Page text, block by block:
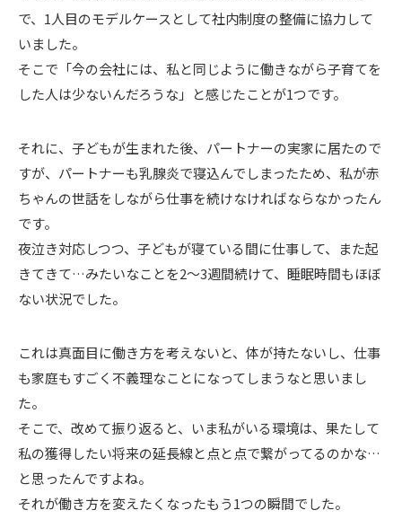
で、1人目のモデルケースとして社内制度の整備に協力して
いました。
そこで「今の会社には、私と同じように働きながら子育てを
した人は少ないんだろうな」と感じたことが1つです。
それに、子どもが生まれた後、パートナーの実家に居たので
すが、パートナーも乳腺炎で寝込んでしまったため、私が赤
ちゃんの世話をしながら仕事を続けなければならなかったん
です。
夜泣き対応しつつ、子どもが寝ている間に仕事して、また起
きてきて…みたいなことを2〜3週間続けて、睡眠時間もほぼ
ない状況でした。
これは真面目に働き方を考えないと、体が持たないし、仕事
も家庭もすごく不義理なことになってしまうなと思いまし
た。
そこで、改めて振り返ると、いま私がいる環境は、果たして
私の獲得したい将来の延長線と点と点で繋がってるのかな…
と思ったんですよね。
それが働き方を変えたくなったもう1つの瞬間でした。